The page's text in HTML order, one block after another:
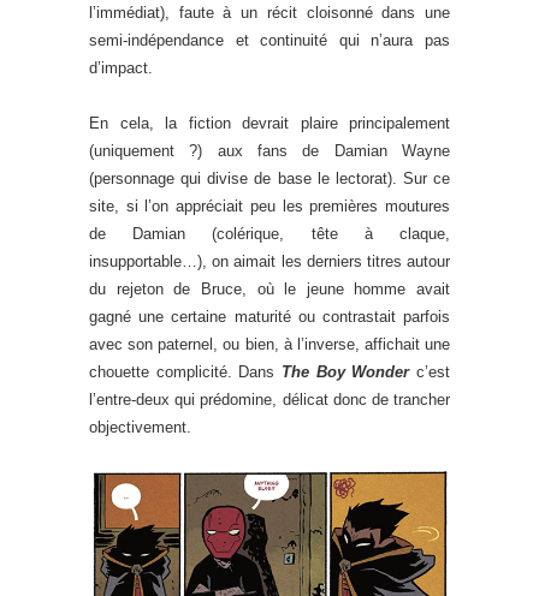
l’immédiat), faute à un récit cloisonné dans une
semi-indépendance et continuité qui n’aura pas
d’impact.
En cela, la fiction devrait plaire principalement
(uniquement ?) aux fans de Damian Wayne
(personnage qui divise de base le lectorat). Sur ce
site, si l’on appréciait peu les premières moutures
de Damian (colérique, tête à claque,
insupportable…), on aimait les derniers titres autour
du rejeton de Bruce, où le jeune homme avait
gagné une certaine maturité ou contrastait parfois
avec son paternel, ou bien, à l’inverse, affichait une
chouette complicité. Dans The Boy Wonderc’est
l’entre-deux qui prédomine, délicat donc de trancher
objectivement.